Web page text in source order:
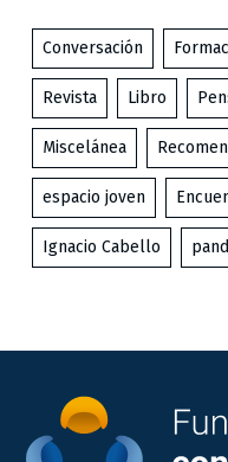
Conversación
Revista Libro
Miscelánea
espacio joven
Ignacio Cabello